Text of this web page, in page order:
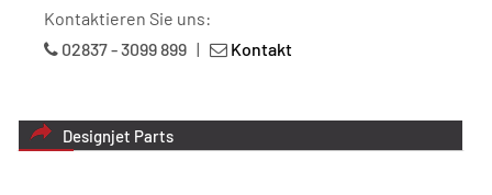
Kontaktieren Sie uns:
02837 - 3099 899 | Kontakt
Designjet Parts